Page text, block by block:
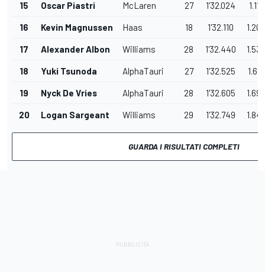
15 Oscar Piastri McLaren 27 1'32.024 1.117
16 Kevin Magnussen Haas 18 1'32.110 1.203
17 Alexander Albon Williams 28 1'32.440 1.533
18 Yuki Tsunoda AlphaTauri 27 1'32.525 1.618
19 Nyck De Vries AlphaTauri 28 1'32.605 1.698
20 Logan Sargeant Williams 29 1'32.749
GUARDA I RISULTATI COMPLETI